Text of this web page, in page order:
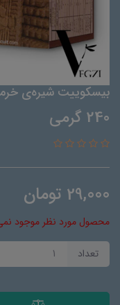
بیسکوییت شیره‌ی
240 گرمی
29,000 تومان
محصول مورد نظر موجود
تعداد